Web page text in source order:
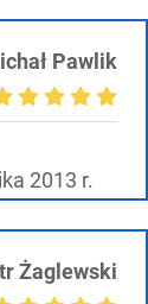
Pawlik
2013 r.
Żaglewski